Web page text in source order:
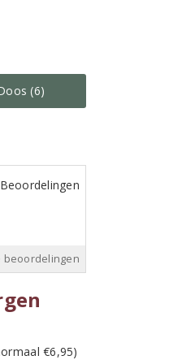
(6)
beoordelingen
€6,95)